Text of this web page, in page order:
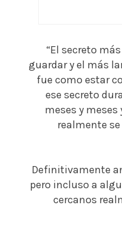
“El secreto
guardar y el más
fue como estar
ese secreto
meses y meses
realmente
Definitivamente
pero incluso a
cercanos